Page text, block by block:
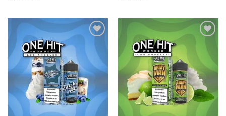
wishlist